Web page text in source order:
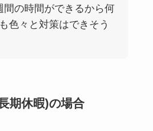
間の時間ができるから何
色々と対策はできそう
期休暇)の場合